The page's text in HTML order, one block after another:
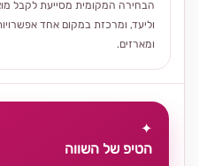
הבחירה המקומית מסייעת לקבל
וליעד, ומרכזת במקום אחד
ומארזים.
✦
הטיפ של השווה